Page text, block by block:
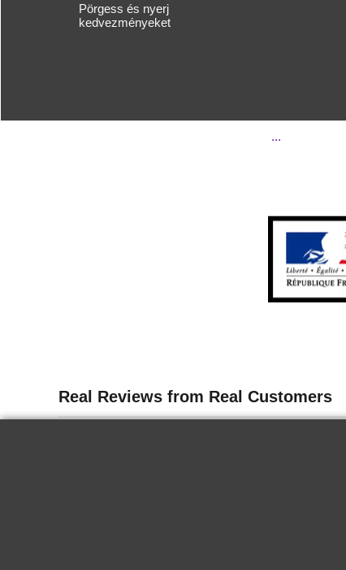
Pörgess és nyerj
kedvezményeket